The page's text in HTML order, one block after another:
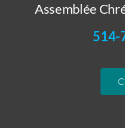
Assemblée
514-